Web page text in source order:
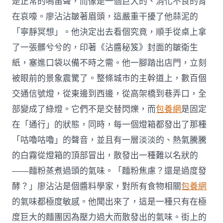
在哀嚎。廖沾沾皺著眉頭，這嚴重干擾了他蒜泥的
「寧靜冥想」。他決定出去看個究竟，順手從桌上拿
了一張髒兮兮的，印著《沾醬秘笈》封面的皺衛生
紙，塞進口袋以備不時之需。他一腳踏出店門，立刻
被眼前的景象震驚了。整條城市的主幹道上，數百個
交通信號燈，從東邊到西邊，從高架橋到巷弄口，全
部變成了綠燈。它們不是交替閃爍，而包養網是固定
在「通行」的狀態，同時，每一個燈箱都發出了那種
「咕嚕咕嚕」的聲音，並且有一層淡淡的、熱氣騰騰
的白霧從燈箱的頂部冒出，散發出一種難以名狀的
——麵粉蒸煮過頭的氣味。「麵粉焦慮？還是過度發
酵？」廖沾沾是個醬料學家，對所有食物相關包養網
的氣味都極度敏感。他聞出來了，這是一種只有在極
度巨大的麵團因為壓力過大而散發出的氣味。街上的